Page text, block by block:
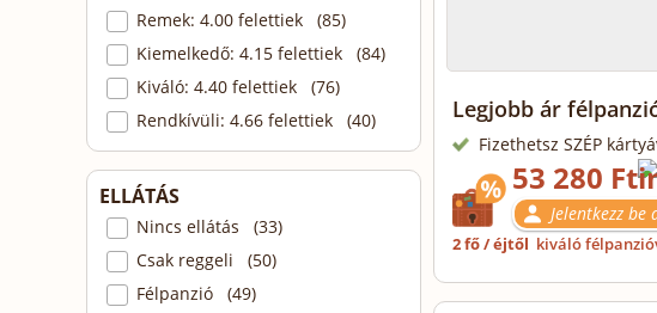
Remek: 4.00 felettiek (85)
Kiemelkedő: 4.15 felettiek (84)
Kiváló: 4.40 felettiek (76)
Rendkívüli: 4.66 felettiek (40)
ELLÁTÁS
Nincs ellátás (33)
Csak reggeli (50)
Félpanzió (49)
Legjobb ár
Fizethetsz SZÉP
53 280 Ft
Jelentkezz
2 fő / éjtől kiváló